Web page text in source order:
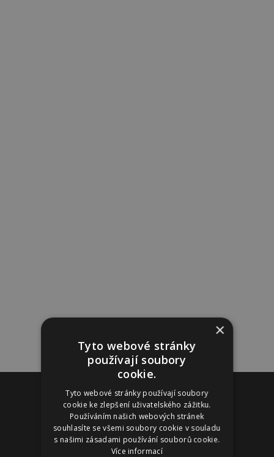
×
Tyto webové stránky
používají soubory
cookie.
Tyto webové stránky používají soubory
cookie ke zlepšení uživatelského zážitku.
Používáním našich webových stránek
souhlasíte se všemi soubory cookie v souladu
s našimi zásadami používání souborů cookie.
Více informací